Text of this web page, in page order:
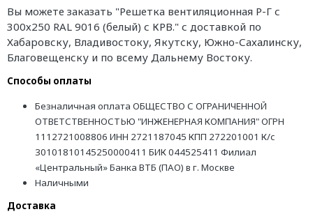
Вы можете заказать "Решетка вентиляционная Р-Г с
300х250 RAL 9016 (белый) с КРВ." с доставкой по
Хабаровску, Владивостоку, Якутску, Южно-Сахалинску,
Благовещенску и по всему Дальнему Востоку.
Способы оплаты
Безналичная оплата ОБЩЕСТВО С ОГРАНИЧЕННОЙ
ОТВЕТСТВЕННОСТЬЮ "ИНЖЕНЕРНАЯ КОМПАНИЯ" ОГРН
1112721008806 ИНН 2721187045 КПП 272201001 К/с
30101810145250000411 БИК 044525411 Филиал
«Центральный» Банка ВТБ (ПАО) в г. Москве
Наличными
Доставка